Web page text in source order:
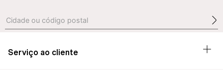
Serviço ao cliente